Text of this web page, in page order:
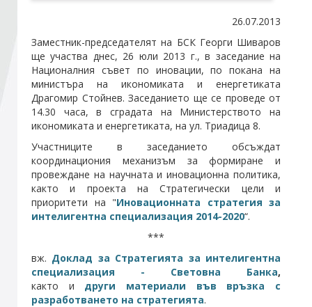
Стани член
Абонирайте се!
26.07.2013
Заместник-председателят на БСК Георги Шиваров
ще участва днес, 26 юли 2013 г., в заседание на
Националния съвет по иновации, по покана на
министъра на икономиката и енергетиката
Драгомир Стойнев. Заседанието ще се проведе от
14.30 часа, в сградата на Министерството на
икономиката и енергетиката, на ул. Триадица 8.
Участниците в заседанието обсъждат
координациония механизъм за формиране и
провеждане на научната и иновационна политика,
както и проекта на Стратегически цели и
приоритети на "Иновационната стратегия за
интелигентна специализация 2014-2020“.
***
вж. Доклад за Стратегията за интелигентна
специализация - Световна Банка,
както и други материали във връзка с
разработването на стратегията.